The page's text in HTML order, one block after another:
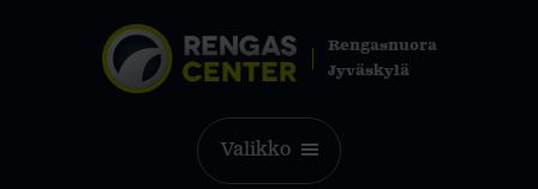
Rengasnuora
Jyväskylä
Valikko